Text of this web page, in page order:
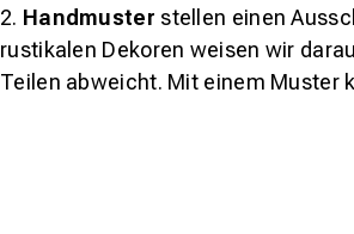
2. Handmuster stellen einen
rustikalen Dekoren weisen wir
Teilen abweicht. Mit einem Muster